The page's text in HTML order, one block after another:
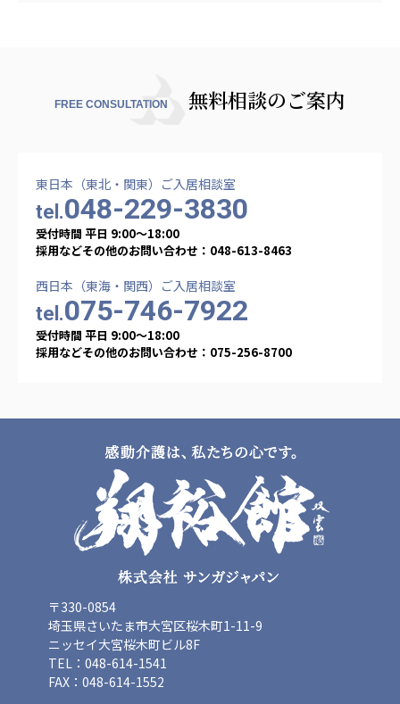
FREE CONSULTATION 無料相談のご案内
東日本（東北・関東）ご入居相談室
tel.048-229-3830
受付時間 平日 9:00〜18:00
採用などその他のお問い合わせ：048-613-8463
西日本（東海・関西）ご入居相談室
tel.075-746-7922
受付時間 平日 9:00〜18:00
採用などその他のお問い合わせ：075-256-8700
〒330-0854
埼玉県さいたま市大宮区桜木町1-11-9
ニッセイ大宮桜木町ビル8F
TEL：048-614-1541
FAX：048-614-1552